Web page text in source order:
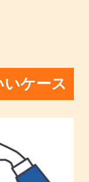
ケース